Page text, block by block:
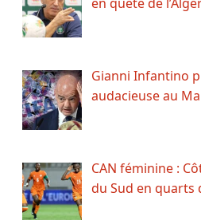
Gianni Infantino
audacieuse au
CAN féminine :
du Sud en quarts